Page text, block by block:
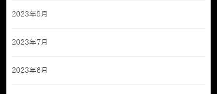
2023年8月
2023年7月
2023年6月